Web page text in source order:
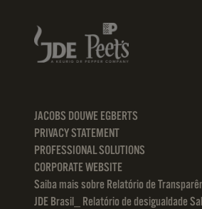
JACOBS DOUWE EGBERTS
PRIVACY STATEMENT
PROFESSIONAL SOLUTIONS
CORPORATE WEBSITE
Saiba mais sobre Relatório de
JDE Brasil_ Relatório de desigualdade